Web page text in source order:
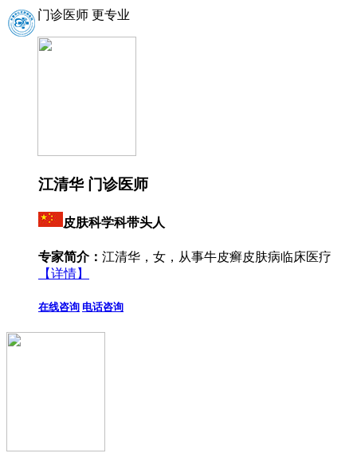
门诊医师 更专业
江清华 门诊医师
皮肤科学科带头人
专家简介： 江清华，女，从事牛皮癣皮肤病临床医疗
【详情】
在线咨询 电话咨询